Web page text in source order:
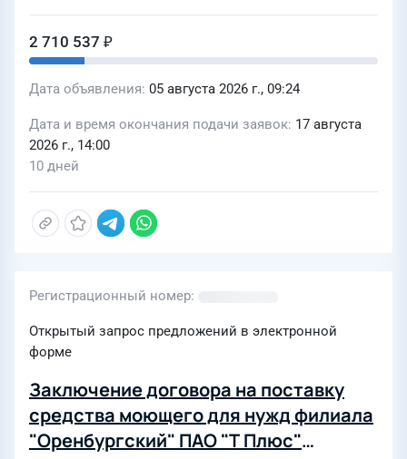
2 710 537 ₽
Дата объявления 05 августа 2026 г., 09:24
Дата и время окончания подачи заявок 17 августа
2026 г., 14:00
10 дней
Регистрационный номер
Открытый запрос предложений в электронной
форме
Заключение договора на поставку
средства моющего для нужд филиала
"Оренбургский" ПАО "Т Плюс"